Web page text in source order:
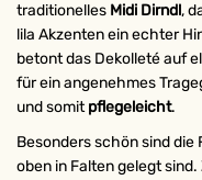
traditionelles Midi Dirndl,
lila Akzenten ein echter
betont das Dekolleté auf
für ein angenehmes
und somitpflegeleicht.
Besonders schön sind die
oben in Falten gelegt